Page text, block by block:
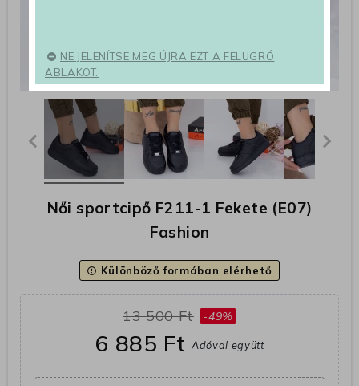
Női sportcipő F211-1 Fekete (E07)
Fashion
error_outline Különböző formában elérhető
13 500 Ft -49%
6 885 FtAdóval együtt
NE JELENÍTSE MEG ÚJRA EZT A FELUGRÓ
ABLAKOT.